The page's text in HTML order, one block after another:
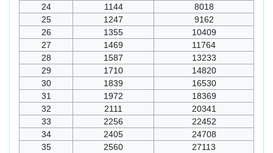
24
1144
8018
25
1247
9162
26
1355
10409
27
1469
11764
28
1587
13233
29
1710
14820
30
1839
16530
31
1972
18369
32
2111
20341
33
2256
22452
34
2405
24708
35
2560
27113